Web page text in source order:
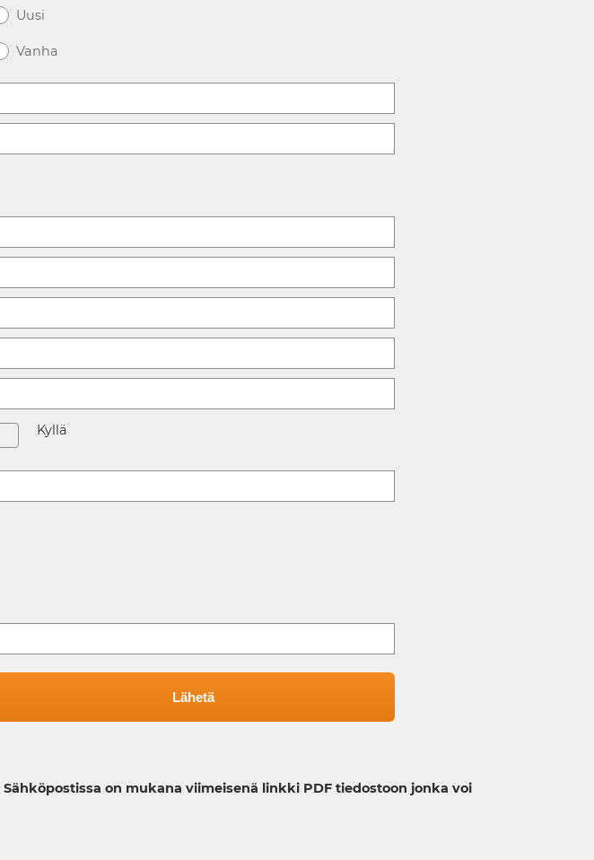
Uusi
Vanha
Kyllä
on mukana viimeisenä linkki PDF tiedostoon jonka voi